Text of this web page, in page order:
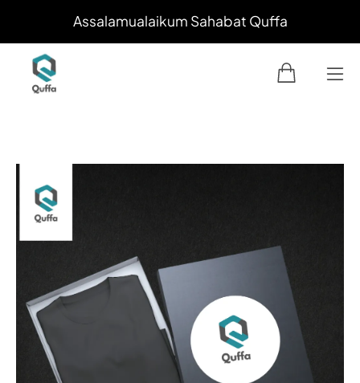
Assalamualaikum Sahabat Quffa